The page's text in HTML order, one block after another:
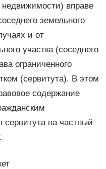
недвижимости) вправе
земельного
и от
участка (соседнего
ограниченного
(сервитута). В этом
содержание
сервитута на частный